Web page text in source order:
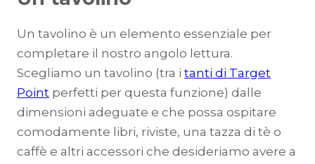
Un tavolino è un elemento essenziale per
completare il nostro angolo lettura.
Scegliamo un tavolino (tra i tanti di Target
Point perfetti per questa funzione) dalle
dimensioni adeguate e che possa ospitare
comodamente libri, riviste, una tazza di tè o
caffè e altri accessori che desideriamo avere a